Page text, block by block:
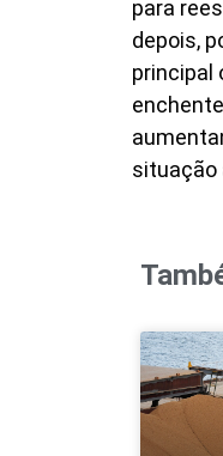
para
depois,
principal
situação